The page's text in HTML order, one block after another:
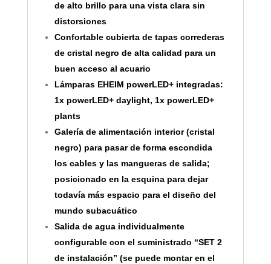
de alto brillo para una vista clara sin
distorsiones
Confortable cubierta de tapas correderas
de cristal negro de alta calidad para un
buen acceso al acuario
Lámparas EHEIM powerLED+ integradas:
1x powerLED+ daylight, 1x powerLED+
plants
Galería de alimentación interior (cristal
negro) para pasar de forma escondida
los cables y las mangueras de salida;
posicionado en la esquina para dejar
todavía más espacio para el diseño del
mundo subacuático
Salida de agua individualmente
configurable con el suministrado “SET 2
de instalación” (se puede montar en el